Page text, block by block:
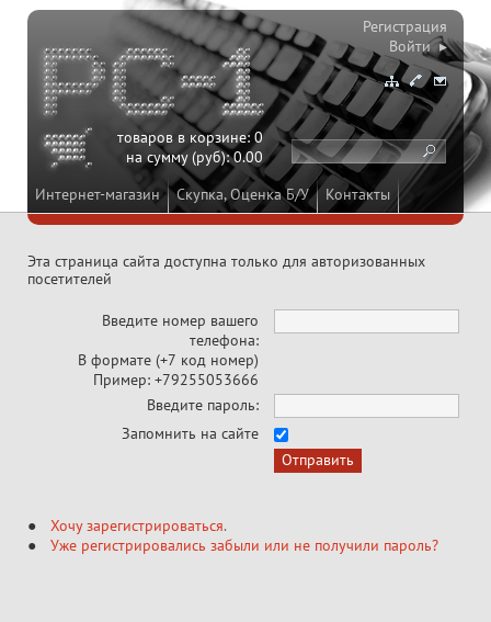
Интернет-магазин Скупка, Оценка Б/У Контакты
товаров в корзине:0
на сумму (руб):0.00
Регистрация
Войти ▸
Эта страница сайта доступна только для авторизованных
посетителей
Введите номер вашего
телефона:
В формате (+7 код номер)
Пример: +79255053666
Введите пароль:
Запомнить на сайте
Хочу зарегистрироваться.
Уже регистрировались забыли или не получили пароль?